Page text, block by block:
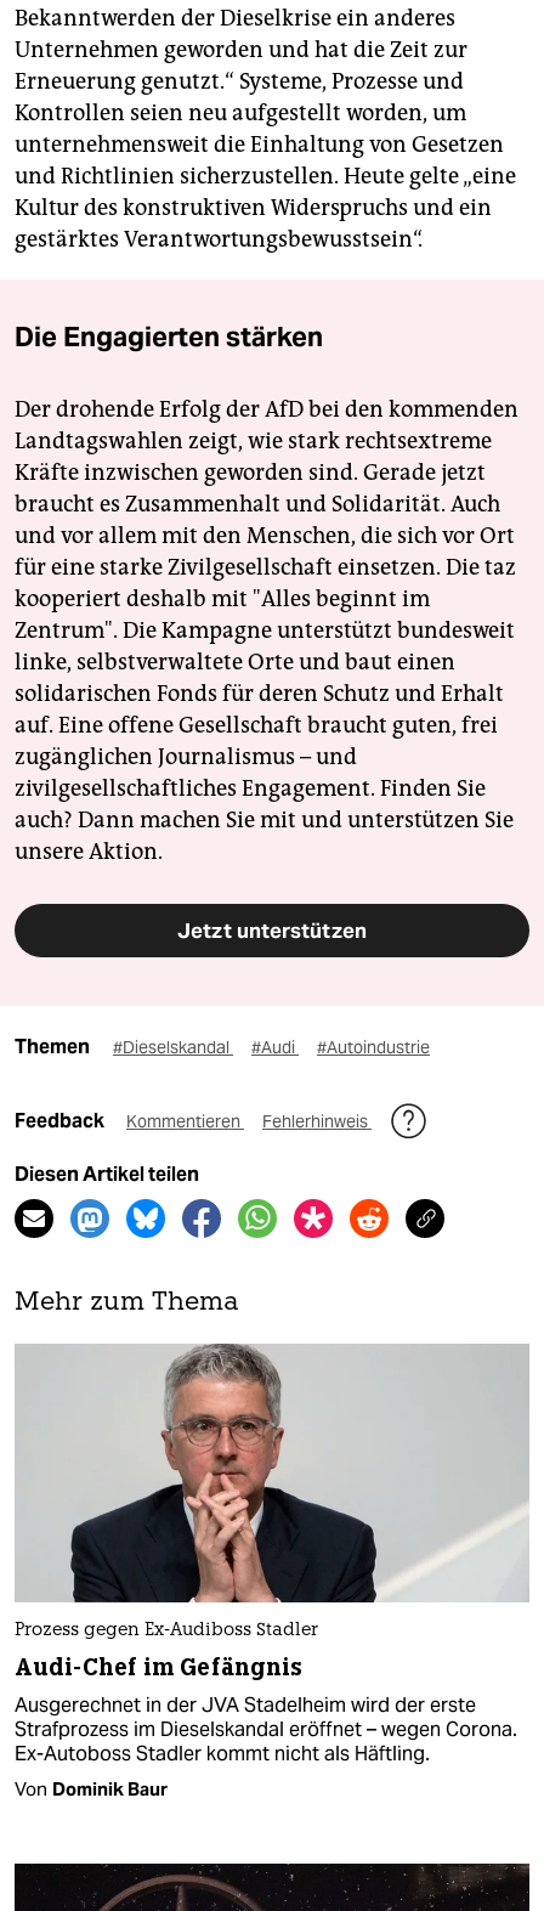
Bekanntwerden der Dieselkrise ein anderes
Unternehmen geworden und hat die Zeit zur
Erneuerung genutzt.“ Systeme, Prozesse und
Kontrollen seien neu aufgestellt worden, um
unternehmensweit die Einhaltung von Gesetzen
und Richtlinien sicherzustellen. Heute gelte „eine
Kultur des konstruktiven Widerspruchs und ein
gestärktes Verantwortungsbewusstsein“.
Die Engagierten stärken
Der drohende Erfolg der AfD bei den kommenden
Landtagswahlen zeigt, wie stark rechtsextreme
Kräfte inzwischen geworden sind. Gerade jetzt
braucht es Zusammenhalt und Solidarität. Auch
und vor allem mit den Menschen, die sich vor Ort
für eine starke Zivilgesellschaft einsetzen. Die taz
kooperiert deshalb mit "Alles beginnt im
Zentrum". Die Kampagne unterstützt bundesweit
linke, selbstverwaltete Orte und baut einen
solidarischen Fonds für deren Schutz und Erhalt
auf. Eine offene Gesellschaft braucht guten, frei
zugänglichen Journalismus – und
zivilgesellschaftliches Engagement. Finden Sie
auch? Dann machen Sie mit und unterstützen Sie
unsere Aktion.
Jetzt unterstützen
Themen #Dieselskandal #Audi #Autoindustrie
Feedback Kommentieren Fehlerhinweis
Diesen Artikel teilen
Mehr zum Thema
Prozess gegen Ex-Audiboss Stadler
Audi-Chef im Gefängnis
Ausgerechnet in der JVA Stadelheim wird der erste
Strafprozess im Dieselskandal eröffnet – wegen Corona.
Ex-Autoboss Stadler kommt nicht als Häftling.
Von Dominik Baur